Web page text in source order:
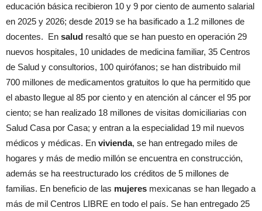
educación básica recibieron 10 y 9 por ciento de aumento salarial
en 2025 y 2026; desde 2019 se ha basificado a 1.2 millones de
docentes. En salud resaltó que se han puesto en operación 29
nuevos hospitales, 10 unidades de medicina familiar, 35 Centros
de Salud y consultorios, 100 quirófanos; se han distribuido mil
700 millones de medicamentos gratuitos lo que ha permitido que
el abasto llegue al 85 por ciento y en atención al cáncer el 95 por
ciento; se han realizado 18 millones de visitas domiciliarias con
Salud Casa por Casa; y entran a la especialidad 19 mil nuevos
médicos y médicas. En vivienda, se han entregado miles de
hogares y más de medio millón se encuentra en construcción,
además se ha reestructurado los créditos de 5 millones de
familias. En beneficio de las mujeres mexicanas se han llegado a
más de mil Centros LIBRE en todo el país. Se han entregado 25